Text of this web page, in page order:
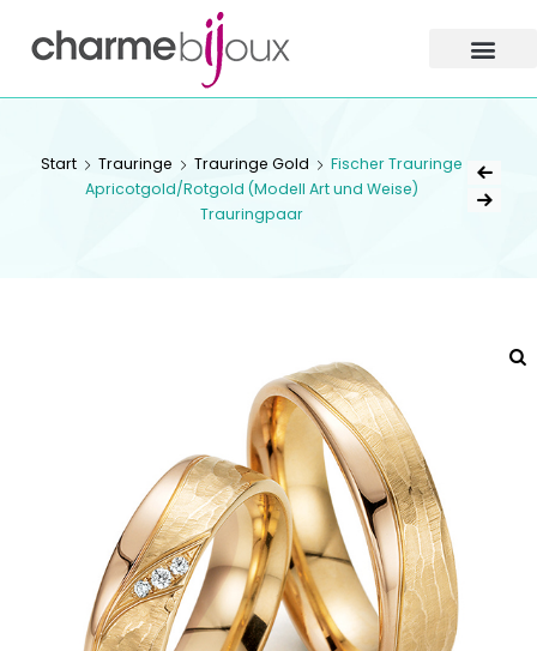
Bijoux
ZOFINGEN
Start Trauringe Trauringe Gold
Fischer Trauringe
Apricotgold/Rotgold (Modell Art und Weise)
Trauringpaar